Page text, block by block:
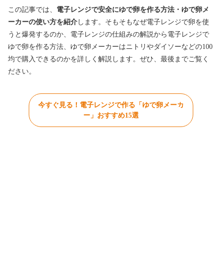
この記事では、 電子レンジで安全にゆで卵を作る方法・ゆで卵メ
ーカーの使い方を紹介 します。そもそもなぜ電子レンジで卵を使
うと爆発するのか、電子レンジの仕組みの解説から電子レンジで
ゆで卵を作る方法、ゆで卵メーカーはニトリやダイソーなどの100
均で購入できるのかを詳しく解説します。ぜひ、最後までご覧く
ださい。
今すぐ見る！電子レンジで作る「ゆで卵メーカ
ー」おすすめ15選